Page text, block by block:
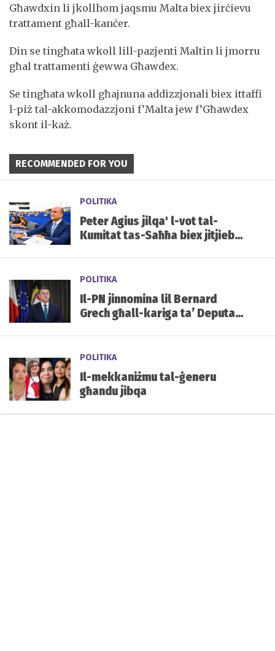
Għawdxin li jkollhom jaqsmu Malta biex jirċievu
trattament għall-kanċer.
Din se tingħata wkoll lill-pazjenti Maltin li jmorru
għal trattamenti ġewwa Għawdex.
Se tingħata wkoll għajnuna addizzjonali biex ittaffi
l-piż tal-akkomodazzjoni f’Malta jew f’Għawdex
skont il-każ.
RECOMMENDED FOR YOU
POLITIKA
Peter Agius jilqa' l-vot tal-
Kumitat tas-Saħħa biex jitjiebu
POLITIKA
Il-PN jinnomina lil Bernard
Grech għall-kariga ta’ Deputat
POLITIKA
Il-mekkaniżmu tal-ġeneru
għandu jibqa